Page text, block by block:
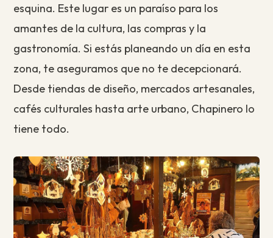
esquina. Este lugar es un paraíso para los
amantes de la cultura, las compras y la
gastronomía. Si estás planeando un día en esta
zona, te aseguramos que no te decepcionará.
Desde tiendas de diseño, mercados artesanales,
cafés culturales hasta arte urbano, Chapinero lo
tiene todo.